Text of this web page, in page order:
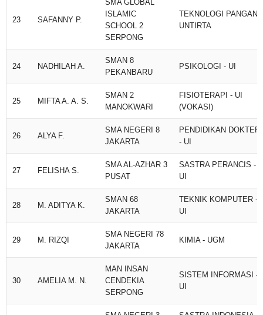
23 SAFANNY P.
SMA GLOBAL
ISLAMIC
SCHOOL 2
SERPONG
TEKNOLOGI PANGAN -
UNTIRTA
24 NADHILAH A.
SMAN 8
PEKANBARU
PSIKOLOGI - UI
25 MIFTA A. A. S.
SMAN 2
MANOKWARI
FISIOTERAPI - UI
(VOKASI)
26 ALYA F.
SMA NEGERI 8
JAKARTA
PENDIDIKAN DOKTER
- UI
27 FELISHA S.
SMA AL-AZHAR 3
PUSAT
SASTRA PERANCIS -
UI
28 M. ADITYA K.
SMAN 68
JAKARTA
TEKNIK KOMPUTER -
UI
29 M. RIZQI
SMA NEGERI 78
JAKARTA
KIMIA - UGM
30 AMELIA M. N.
MAN INSAN
CENDEKIA
SERPONG
SISTEM INFORMASI -
UI